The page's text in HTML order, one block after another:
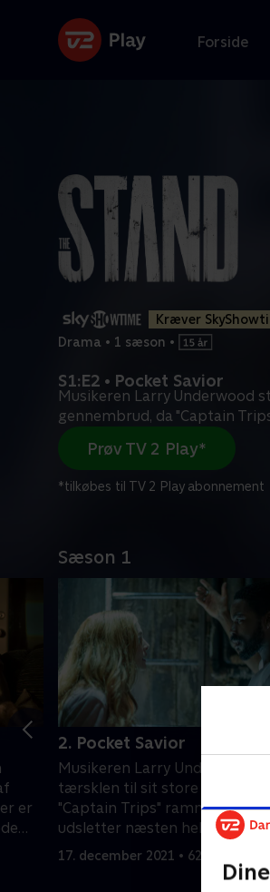
Forside
Kræver
Drama • 1 sæson •
S1:E2 • Pocket Savior
Musikeren Larry Underwood
gennembrud, da "Captain
Prøv TV 2 Play*
*tilkøbes til TV 2 Play abonnement
Sæson 1
er
2. Pocket Savior
Musikeren Larry Underwood
tærsklen til sit store
"Captain Trips" rammer New
udsletter næsten hele
17. december 2021 • 62 min